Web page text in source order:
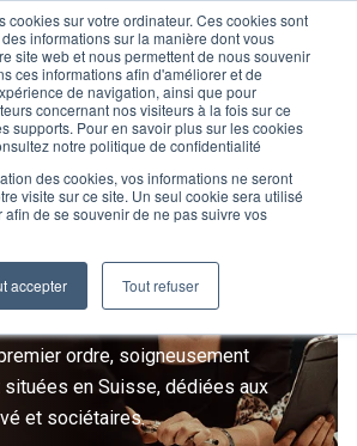
cookies sur votre ordinateur. Ces cookies sont
informations sur la manière dont vous
site web et nous permettent de nous souvenir
ces informations afin d'améliorer et de
de navigation, ainsi que pour
concernant nos visiteurs à la fois sur ce
supports. Pour en savoir plus sur les cookies
notre politique de confidentialité
des cookies, vos informations ne seront
visite sur ce site. Un seul cookie sera utilisé
de se souvenir de ne pas suivre vos
accepter Tout refuser
ENTRE
NOUVELLE ÈRE
club privé d'investissement
ordre, soigneusement
en Suisse, dédiées aux
et sociétaires.